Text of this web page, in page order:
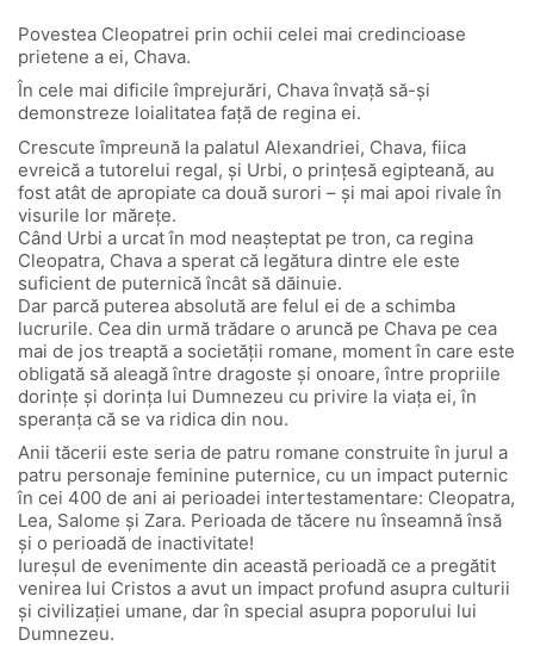
Povestea Cleopatrei prin ochii celei mai credincioase
prietene a ei, Chava.
În cele mai dificile împrejurări, Chava învață să-și
demonstreze loialitatea față de regina ei.
Crescute împreună la palatul Alexandriei, Chava, fiica
evreică a tutorelui regal, și Urbi, o prințesă egipteană, au
fost atât de apropiate ca două surori – și mai apoi rivale în
visurile lor mărețe.
Când Urbi a urcat în mod neașteptat pe tron, ca regina
Cleopatra, Chava a sperat că legătura dintre ele este
suficient de puternică încât să dăinuie.
Dar parcă puterea absolută are felul ei de a schimba
lucrurile. Cea din urmă trădare o aruncă pe Chava pe cea
mai de jos treaptă a societății romane, moment în care este
obligată să aleagă între dragoste și onoare, între propriile
dorințe și dorința lui Dumnezeu cu privire la viața ei, în
speranța că se va ridica din nou.
Anii tăcerii este seria de patru romane construite în jurul a
patru personaje feminine puternice, cu un impact puternic
în cei 400 de ani ai perioadei intertestamentare: Cleopatra,
Lea, Salome și Zara. Perioada de tăcere nu înseamnă însă
și o perioadă de inactivitate!
Iureşul de evenimente din această perioadă ce a pregătit
venirea lui Cristos a avut un impact profund asupra culturii
și civilizației umane, dar în special asupra poporului lui
Dumnezeu.